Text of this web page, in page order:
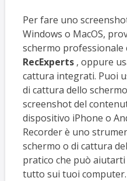
Per fare uno
Windows o MacOS,
schermo
RecExperts, oppure
cattura integrati. Puoi
di cattura dello
screenshot del
dispositivo iPhone o
Recorder è uno
schermo o di cattura
pratico che può
tutto sui tuoi computer.